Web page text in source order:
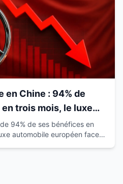
en Chine : 94% de
trois mois, le luxe
94% de ses bénéfices en
automobile européen face à